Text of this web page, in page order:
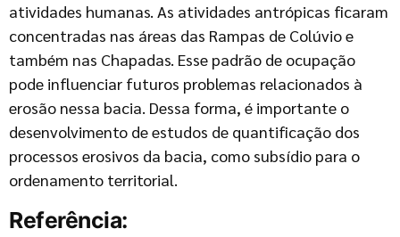
atividades humanas. As atividades antrópicas ficaram
concentradas nas áreas das Rampas de Colúvio e
também nas Chapadas. Esse padrão de ocupação
pode influenciar futuros problemas relacionados à
erosão nessa bacia. Dessa forma, é importante o
desenvolvimento de estudos de quantificação dos
processos erosivos da bacia, como subsídio para o
ordenamento territorial.
Referência: